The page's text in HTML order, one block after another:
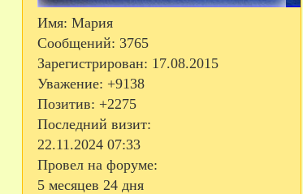
Имя: Мария
Сообщений: 3765
Зарегистрирован: 17.08.2015
Уважение: +9138
Позитив: +2275
Последний визит:
22.11.2024 07:33
Провел на форуме:
5 месяцев 24 дня